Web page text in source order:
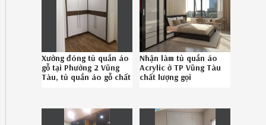
Xưởng đóng tủ quần áo
gỗ tại Phường 2 Vũng
Tàu, tủ quần áo gỗ chất
Nhận làm tủ quần áo
Acrylic ở TP Vũng Tàu
chất lượng gọi